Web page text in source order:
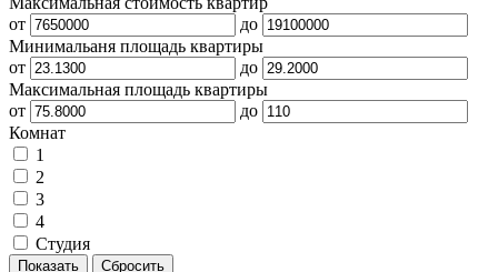
от
до
Минимальаня площадь квартиры
от
до
Максимальная площадь квартиры
от
до
Комнат
1
2
3
4
Студия